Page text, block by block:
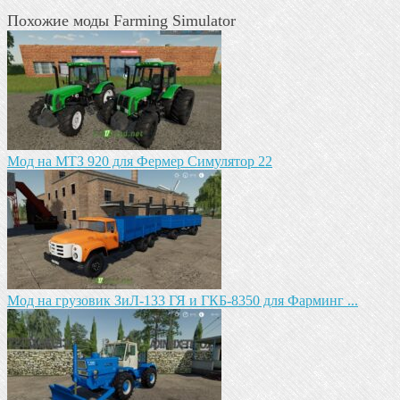
Похожие моды Farming Simulator
Мод на МТЗ 920 для Фермер Симулятор 22
Мод на грузовик ЗиЛ-133 ГЯ и ГКБ-8350 для Фарминг ...